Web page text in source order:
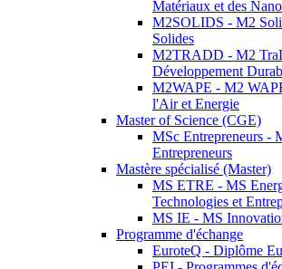
Matériaux et des
M2SOLIDS - M2
Solides
M2TRADD - M2
Développement
M2WAPE - M2
l'Air et Energie
Master of Science (CGE)
MSc Entrepreneurs -
Entrepreneurs
Mastère spécialisé (Master)
MS ETRE - MS
Technologies et
MS IE - MS
Programme d'échange
EuroteQ - Diplôme